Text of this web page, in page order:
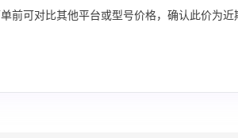
单前可对比其他平台或型号价格，确认此价为